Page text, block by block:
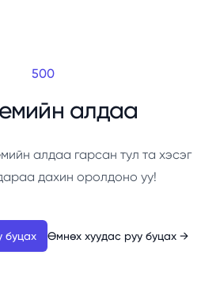
500
алдаа
алдаа гарсан тул та хэсэг
дахин оролдоно уу!
буцах Өмнөх хуудас руу буцах →